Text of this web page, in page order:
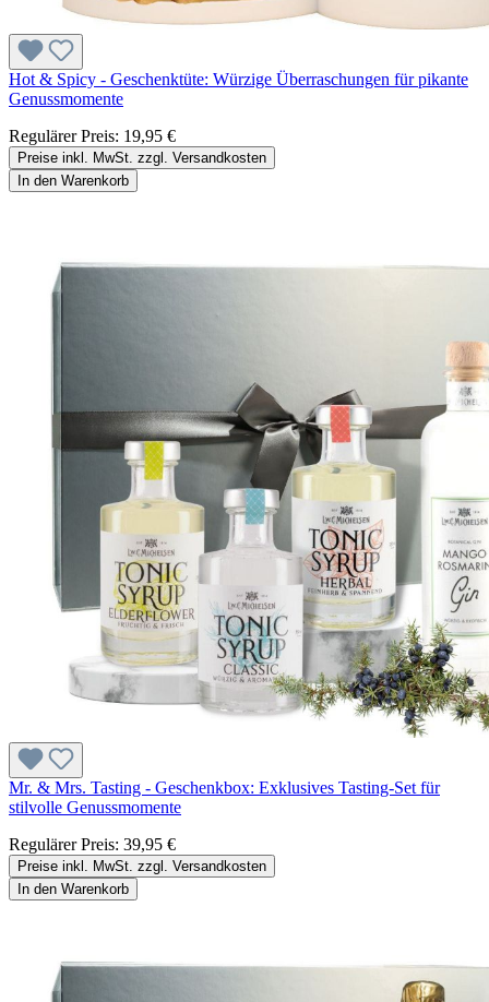
Hot & Spicy - Geschenktüte: Würzige Überraschungen für pikante
Genussmomente
Regulärer Preis: 19,95 €
Preise inkl. MwSt. zzgl. Versandkosten
In den Warenkorb
Mr. & Mrs. Tasting - Geschenkbox: Exklusives Tasting-Set für
stilvolle Genussmomente
Regulärer Preis: 39,95 €
Preise inkl. MwSt. zzgl. Versandkosten
In den Warenkorb